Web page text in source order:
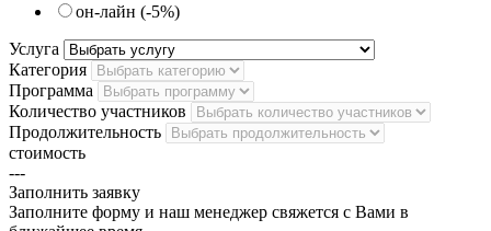
он-лайн (-5%)
Услуга
Категория
Программа
Количество участников
Продолжительность
стоимость
---
Заполнить заявку
Заполните форму и наш менеджер свяжется с Вами в